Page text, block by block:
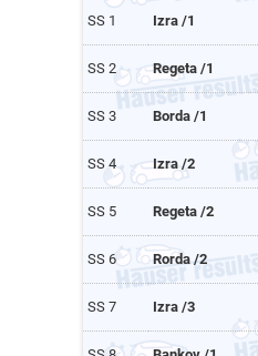
SS 1 Izra /1
SS 2 Regeta /1
SS 3 Borda /1
SS 4 Izra /2
SS 5 Regeta /2
SS 6 Rorda /2
SS 7 Izra /3